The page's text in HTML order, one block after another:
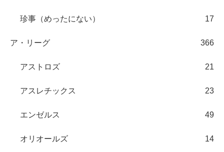
珍事（めったにない） 17
ア・リーグ 366
アストロズ 21
アスレチックス 23
エンゼルス 49
オリオールズ 14